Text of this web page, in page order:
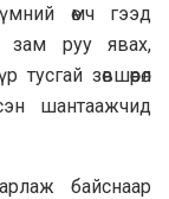
өмч гээд
зам руу явах,
зөвшөөрөл
шантаажчид
байснаар